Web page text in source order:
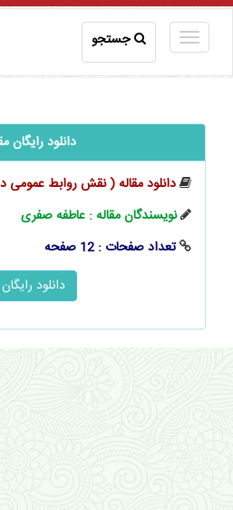
جستجو
دانلود رایگان
دانلود مقاله ( نقش روابط عمومی
نویسندگان مقاله : عاطفه صفری
تعداد صفحات : 12 صفحه